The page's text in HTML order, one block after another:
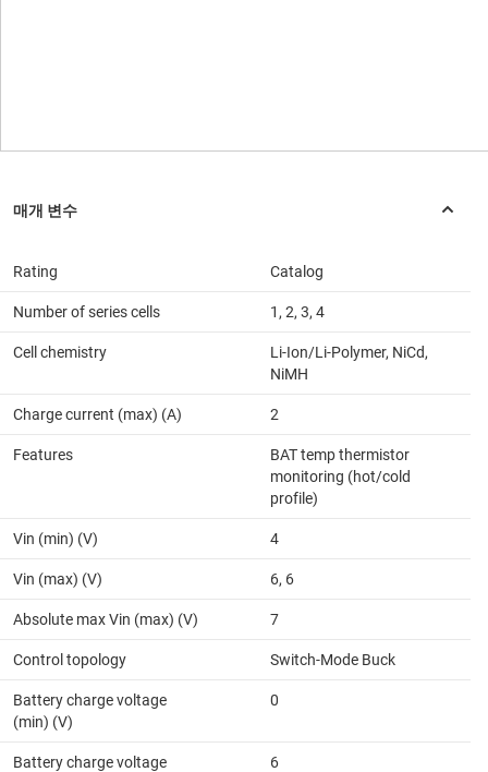
Rating Catalog
Number of series cells 1, 2, 3, 4
Cell chemistry
Li-Ion/Li-Polymer, NiCd,
NiMH
Charge current (max) (A) 2
Features
BAT temp thermistor
monitoring (hot/cold
profile)
Vin (min) (V) 4
Vin (max) (V) 6, 6
Absolute max Vin (max) (V) 7
Control topology Switch-Mode Buck
Battery charge voltage
(min) (V)
0
Battery charge voltage
6